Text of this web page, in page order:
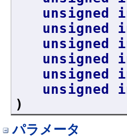
unsigned
unsigned
unsigned
unsigned
unsigned
unsigned
)
パラメータ